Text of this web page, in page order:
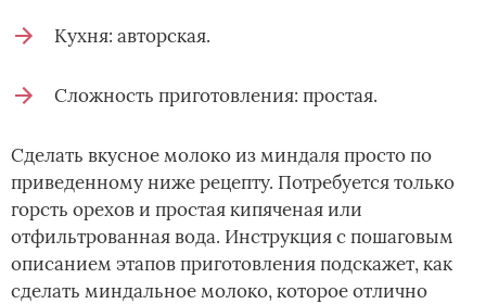
Кухня: авторская.
Сложность приготовления: простая.
Сделать вкусное молоко из миндаля просто по
приведенному ниже рецепту. Потребуется только
горсть орехов и простая кипяченая или
отфильтрованная вода. Инструкция с пошаговым
описанием этапов приготовления подскажет, как
сделать миндальное молоко, которое отлично